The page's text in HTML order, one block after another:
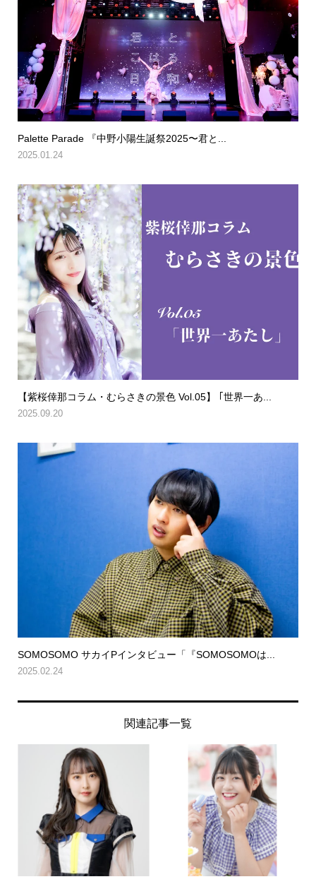
Palette Parade 『中野小陽生誕祭2025〜君と...
2025.01.24
【紫桜倖那コラム・むらさきの景色 Vol.05】 ｢世界一あ...
2025.09.20
SOMOSOMO サカイPインタビュー「『SOMOSOMOは...
2025.02.24
関連記事一覧